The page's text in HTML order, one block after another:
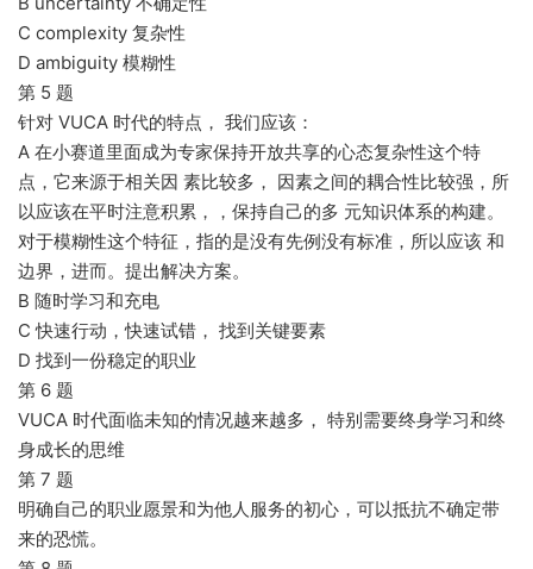
C complexity 复杂性
D ambiguity 模糊性
第 5 题
针对 VUCA 时代的特点， 我们应该：
A 在小赛道里面成为专家保持开放共享的心态复杂性这个特
点，它来源于相关因 素比较多， 因素之间的耦合性比较强，所
以应该在平时注意积累，，保持自己的多 元知识体系的构建。
对于模糊性这个特征，指的是没有先例没有标准，所以应该 和
边界，进而。提出解决方案。
B 随时学习和充电
C 快速行动，快速试错， 找到关键要素
D 找到一份稳定的职业
第 6 题
VUCA 时代面临未知的情况越来越多， 特别需要终身学习和终
身成长的思维
第 7 题
明确自己的职业愿景和为他人服务的初心，可以抵抗不确定带
来的恐慌。